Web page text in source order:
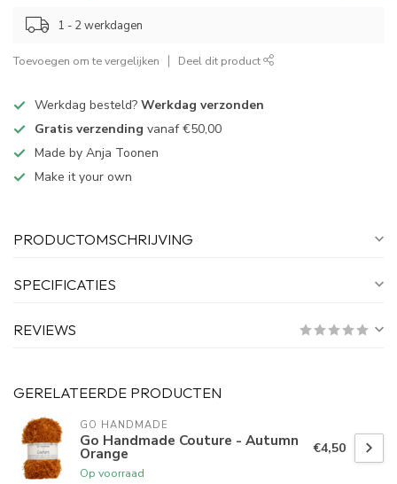
1 - 2 werkdagen
Toevoegen om te vergelijken Deel dit product
Werkdag besteld? Werkdag verzonden
Gratis verzending vanaf €50,00
Made by Anja Toonen
Make it your own
PRODUCTOMSCHRIJVING
SPECIFICATIES
REVIEWS
GERELATEERDE PRODUCTEN
GO HANDMADE
Go Handmade Couture - Autumn
Orange
Op voorraad
€4,50